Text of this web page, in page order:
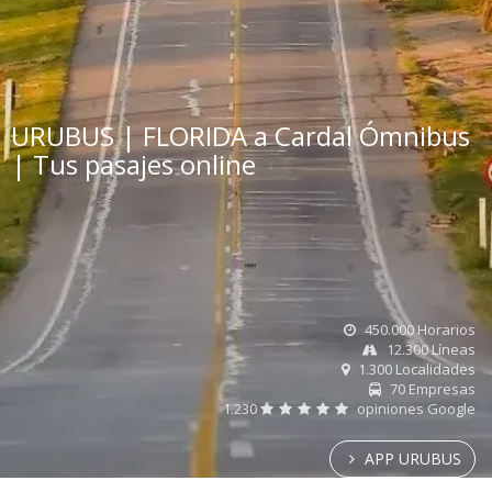
URUBUS | FLORIDA a Cardal Ómnibus
| Tus pasajes online
450.000 Horarios
12.300 Líneas
1.300 Localidades
70 Empresas
1.230
opiniones Google
APP URUBUS